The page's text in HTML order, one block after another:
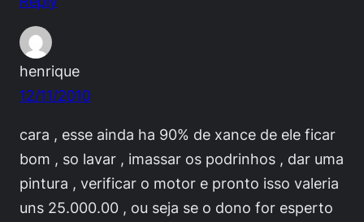
henrique
12/11/2010
cara , esse ainda ha 90% de xance de ele ficar
bom , so lavar , imassar os podrinhos , dar uma
pintura , verificar o motor e pronto isso valeria
uns 25.000.00 , ou seja se o dono for esperto